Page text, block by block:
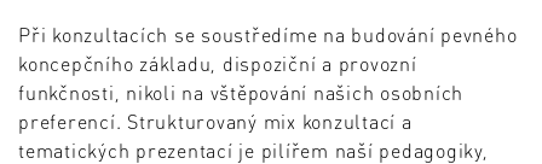
Při konzultacích se soustředíme na budování pevného
koncepčního základu, dispoziční a provozní
funkčnosti, nikoli na vštěpování našich osobních
preferencí. Strukturovaný mix konzultací a
tematických prezentací je pilířem naší pedagogiky,